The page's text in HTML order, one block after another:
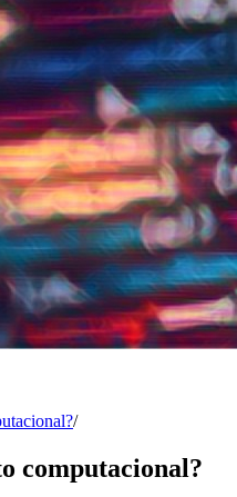
/
computacional?